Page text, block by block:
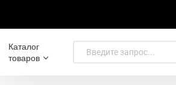
Каталог
товаров